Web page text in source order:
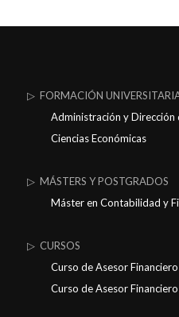
▷ FORMACIÓN
Administración y Dirección
Ciencias Económicas
▷ MÁSTERS Y POSTGRADOS
Máster en Contabilidad y
▷ CURSOS
Curso de Asesor
Curso de Asesor Financiero